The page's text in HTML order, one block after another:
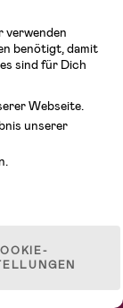
für kleine & große
Kinder
verwenden
benötigt, damit
sind für Dich
Webseite.
unserer